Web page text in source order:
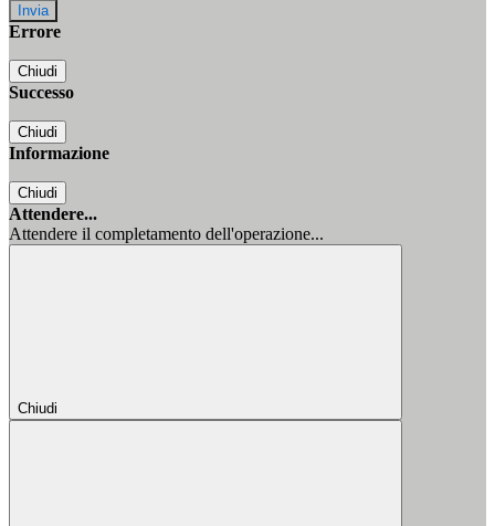
Errore
Chiudi
Successo
Chiudi
Informazione
Chiudi
Attendere...
Attendere il completamento dell'operazione...
Chiudi